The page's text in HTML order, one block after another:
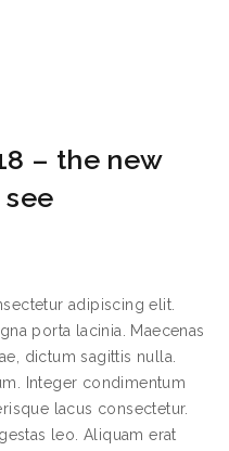
– the new
adipiscing elit.
porta lacinia. Maecenas
dictum sagittis nulla.
Integer condimentum
lacus consectetur.
leo. Aliquam erat